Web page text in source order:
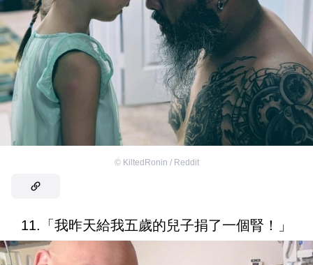
© KiltedRonin / Reddit
11.「我昨天給我五歲的兒子捐了一個腎！」